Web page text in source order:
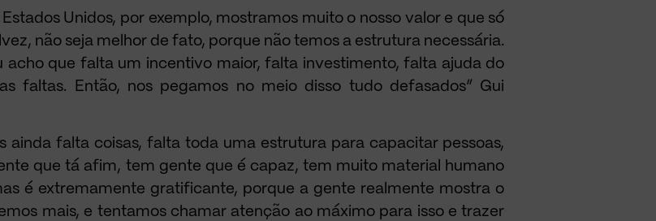
Unidos, por exemplo, mostramos muito o nosso valor e que só
não seja melhor de fato, porque não temos a estrutura necessária.
acho que falta um incentivo maior, falta investimento, falta ajuda do
faltas. Então, nos pegamos no meio disso tudo defasados” Gui
ainda falta coisas, falta toda uma estrutura para capacitar pessoas,
que tá afim, tem gente que é capaz, tem muito material humano
é extremamente gratificante, porque a gente realmente mostra o
mais, e tentamos chamar atenção ao máximo para isso e trazer